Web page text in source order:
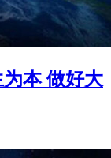
本 做好大